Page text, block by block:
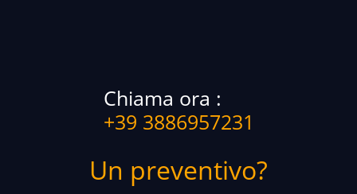
Chiama ora :
+39 3886957231
Un preventivo?